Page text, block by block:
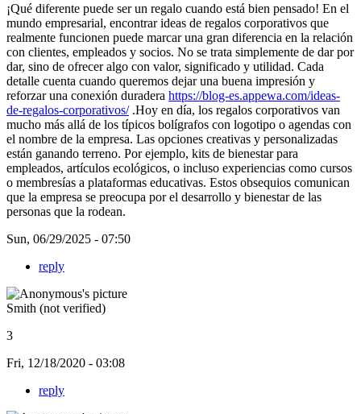
¡Qué diferente puede ser un regalo cuando está bien pensado! En el
mundo empresarial, encontrar ideas de regalos corporativos que
realmente funcionen puede marcar una gran diferencia en la relación
con clientes, empleados y socios. No se trata simplemente de dar por
dar, sino de ofrecer algo con valor, significado y utilidad. Cada
detalle cuenta cuando queremos dejar una buena impresión y
reforzar una conexión duradera https://blog-es.appewa.com/ideas-
de-regalos-corporativos/.Hoy en día, los regalos corporativos van
mucho más allá de los típicos bolígrafos con logotipo o agendas con
el nombre de la empresa. Las opciones creativas y personalizadas
están ganando terreno. Por ejemplo, kits de bienestar para
empleados, artículos ecológicos, o incluso experiencias como cursos
o membresías a plataformas educativas. Estos obsequios comunican
que la empresa se preocupa por el desarrollo y bienestar de las
personas que la rodean.
Sun, 06/29/2025 - 07:50
reply
Smith (not verified)
3
Fri, 12/18/2020 - 03:08
reply